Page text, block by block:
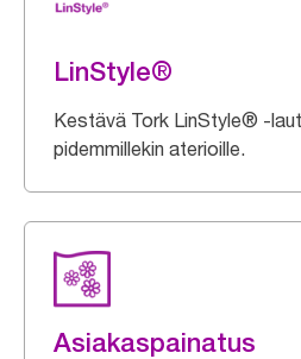
LinStyle®
Kestävä Tork LinStyle® -
pidemmillekin aterioille.
Asiakaspainatus